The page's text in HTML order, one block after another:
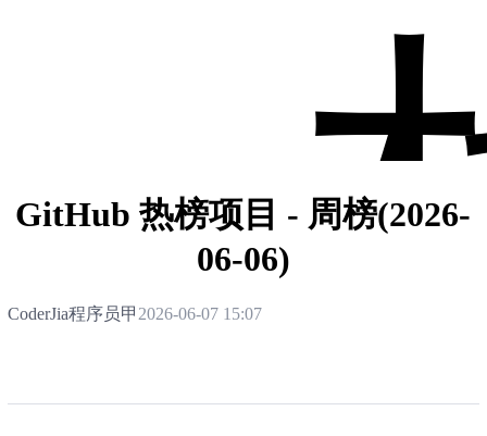
GitHub 热榜项目 - 周榜(2026-
06-06)
CoderJia程序员甲 2026-06-07 15:07